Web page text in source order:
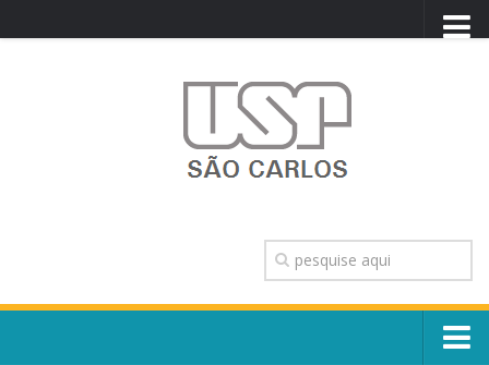
TRANSPARÊNCIA
OUVIDORIA
CONTATO